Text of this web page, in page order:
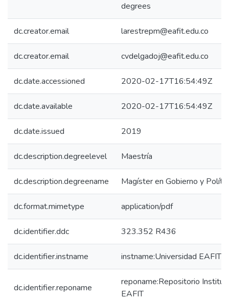
degrees
dc.creator.email larestrepm@eafit.edu.co
dc.creator.email cvdelgadoj@eafit.edu.co
dc.date.accessioned 2020-02-17T16:54:49Z
dc.date.available 2020-02-17T16:54:49Z
dc.date.issued 2019
dc.description.degreelevel Maestría
dc.description.degreename Magíster en Gobierno y
dc.format.mimetype application/pdf
dc.identifier.ddc 323.352 R436
dc.identifier.instname instname:Universidad EAFIT
dc.identifier.reponame
reponame:Repositorio
EAFIT